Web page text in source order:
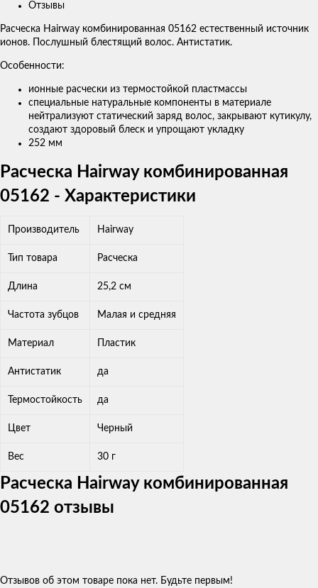
Отзывы
Расческа Hairway комбинированная 05162 естественный источник
ионов. Послушный блестящий волос. Антистатик.
Особенности:
ионные расчески из термостойкой пластмассы
специальные натуральные компоненты в материале
нейтрализуют статический заряд волос, закрывают кутикулу,
создают здоровый блеск и упрощают укладку
252 мм
Расческа Hairway комбинированная
05162 - Характеристики
Производитель Hairway
Тип товара Расческа
Длина 25,2 см
Частота зубцов Малая и средняя
Материал Пластик
Антистатик да
Термостойкость да
Цвет Черный
Вес 30 г
Расческа Hairway комбинированная
05162 отзывы
Отзывов об этом товаре пока нет. Будьте первым!